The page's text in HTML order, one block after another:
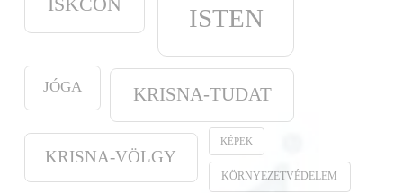
ISKCON ISTEN
JÓGA KRISNA-TUDAT
KRISNA-VÖLGY
KÉPEK
KÖRNYEZETVÉDELEM